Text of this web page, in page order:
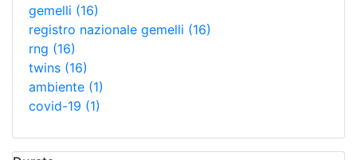
gemelli (16)
registro nazionale gemelli (16)
rng (16)
twins (16)
ambiente (1)
covid-19 (1)